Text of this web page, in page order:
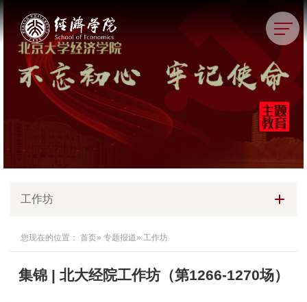
工作坊
您现在的位置： 首页» 专题报道» 工作坊
集锦 | 北大经院工作坊（第1266-1270场）